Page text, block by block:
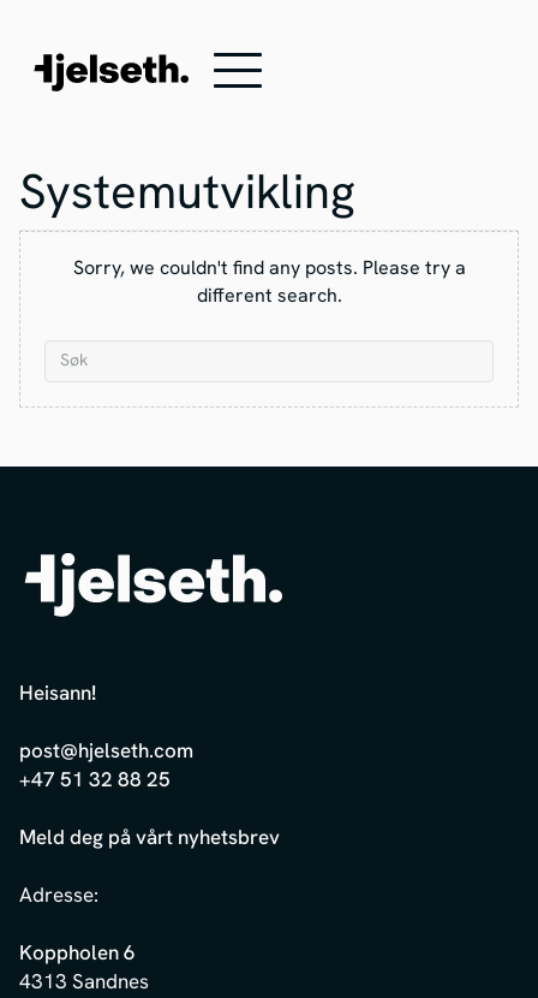
Systemutvikling
Sorry, we couldn't find any posts. Please try a
different search.
Heisann!
post@hjelseth.com
+47 51 32 88 25
Meld deg på vårt nyhetsbrev
Adresse:
Koppholen 6
4313 Sandnes